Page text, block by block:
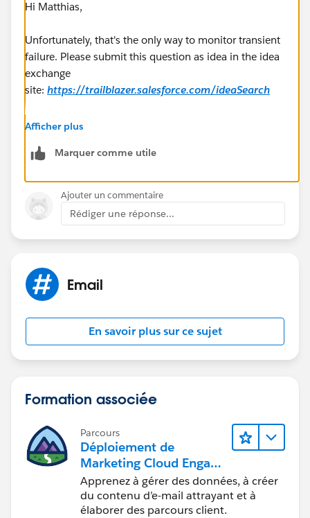
Hi Matthias,
Unfortunately, that's the only way to monitor transient
failure. Please submit this question as idea in the idea
exchange
site: https://trailblazer.salesforce.com/ideaSearch
Regards,
Jayson
Afficher plus
Marquer comme utile
Ajouter un commentaire
Rédiger une réponse...
Email
En savoir plus sur ce sujet
Formation associée
Parcours
Déploiement de
Marketing Cloud Engage
ment
Apprenez à gérer des données, à créer
du contenu d’e-mail attrayant et à
élaborer des parcours client.